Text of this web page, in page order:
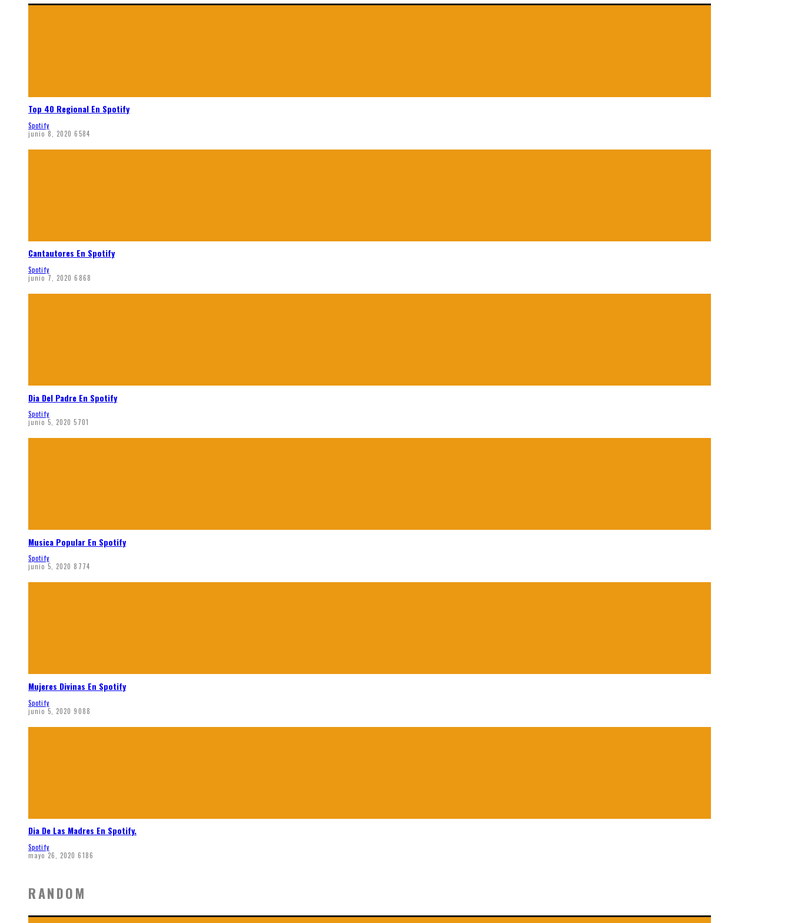
Top 40 Regional En Spotify
Spotify
junio 8, 2020 6584
Cantautores En Spotify
Spotify
junio 7, 2020 6868
Dia Del Padre En Spotify
Spotify
junio 5, 2020 5701
Musica Popular En Spotify
Spotify
junio 5, 2020 8774
Mujeres Divinas En Spotify
Spotify
junio 5, 2020 9088
Dia De Las Madres En Spotify.
Spotify
mayo 26, 2020 6186
RANDOM